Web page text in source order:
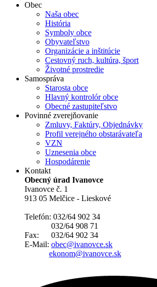
Obec
Naša obec
História
Symboly obce
Obyvateľstvo
Organizácie a inštitúcie
Cestovný ruch, kultúra, šport
Životné prostredie
Samospráva
Starosta obce
Hlavný kontrolór obce
Obecné zastupiteľstvo
Povinné zverejňovanie
Zmluvy, Faktúry, Objednávky
Profil verejného obstarávateľa
VZN
Uznesenia obce
Hospodárenie
Kontakt
Obecný úrad Ivanovce
Ivanovce č. 1
913 05 Melčice - Lieskové
Telefón: 032/64 902 34
032/64 908 71
Fax: 032/64 902 34
E-Mail: obec@ivanovce.sk
ekonom@ivanovce.sk